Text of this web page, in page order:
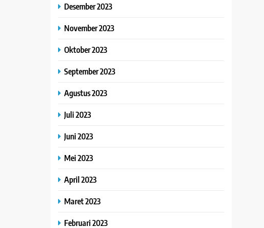
Desember 2023
November 2023
Oktober 2023
September 2023
Agustus 2023
Juli 2023
Juni 2023
Mei 2023
April 2023
Maret 2023
Februari 2023